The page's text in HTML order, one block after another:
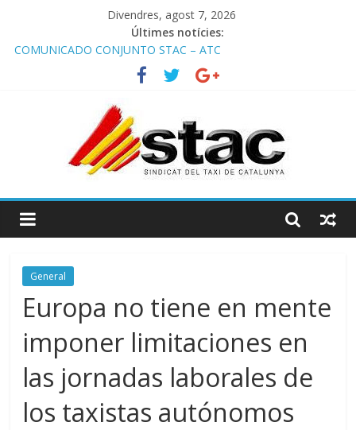
Divendres, agost 7, 2026
Últimes notícies:
COMUNICADO CONJUNTO STAC – ATC
Comunicado STAC/ ATC de la reunión con los Mossos d
‘Esquadra del aeropuerto de Barcelona.
Programa de Radio TAXI LIBRE 29.07.2026 en COOLTURA FM.
STAC/ATC SOLICITAN TAULA TÈCNICA PARA MEJORAR LA
OPERATIVA DE ENTRADA EN EL PUERTO DE BARCELONA.
Programa de Radio TAXI LIBRE 22.07.2026 en COOLTURA FM.
General
Europa no tiene en mente
imponer limitaciones en
las jornadas laborales de
los taxistas autónomos